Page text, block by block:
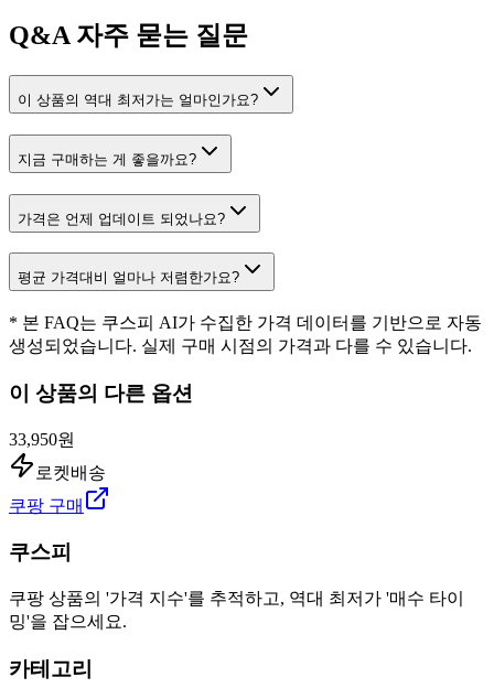
Q&A자주 묻는 질문
이 상품의 역대 최저가는 얼마인가요?
지금 구매하는 게 좋을까요?
가격은 언제 업데이트 되었나요?
평균 가격대비 얼마나 저렴한가요?
* 본 FAQ는 쿠스피 AI가 수집한 가격 데이터를 기반으로 자동
생성되었습니다. 실제 구매 시점의 가격과 다를 수 있습니다.
이 상품의 다른 옵션
33,950원
로켓배송
쿠팡 구매
쿠스피
쿠팡 상품의 '가격 지수'를 추적하고, 역대 최저가 '매수 타이
밍'을 잡으세요.
카테고리